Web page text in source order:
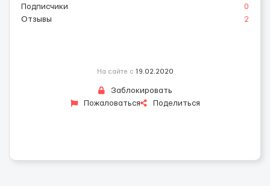
Подписчики
0
Отзывы
2
На сайте с 19.02.2020
Заблокировать
Пожаловаться
Поделиться